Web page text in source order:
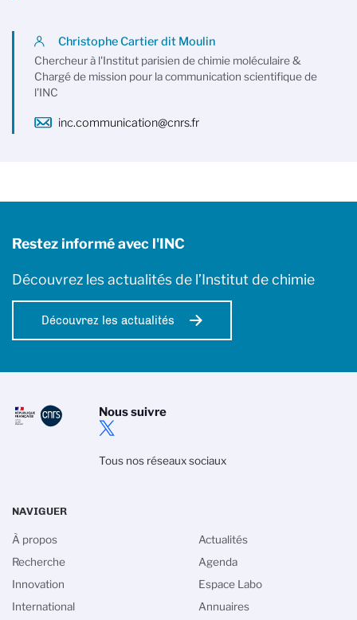
Christophe Cartier dit Moulin
Chercheur à l'Institut parisien de chimie moléculaire &
Chargé de mission pour la communication scientifique de
l'INC
inc.communication@cnrs.fr
Restez informé avec l'INC
Découvrez les actualités de l’Institut de chimie
Découvrez les actualités
Nous suivre
Tous nos réseaux sociaux
NAVIGUER
À propos
Recherche
Innovation
International
Actualités
Agenda
Espace Labo
Annuaires